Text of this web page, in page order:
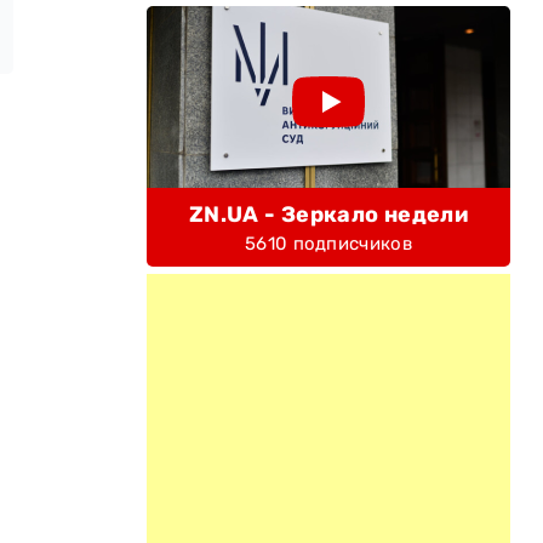
ZN.UA - Зеркало недели
5610 подписчиков